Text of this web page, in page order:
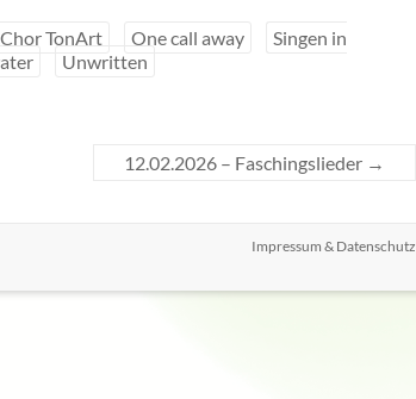
Chor TonArt One call away
Singen in
Unwritten
12.02.2026 – Faschingslieder →
Impressum & Datenschutz